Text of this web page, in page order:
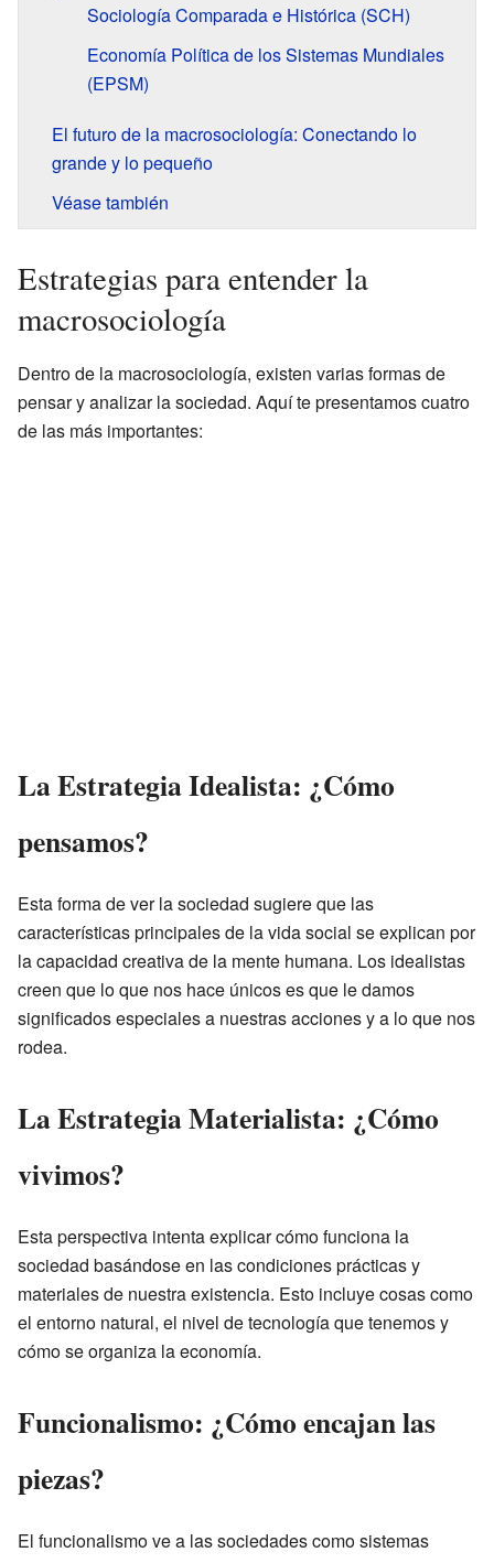
Sociología Comparada e Histórica (SCH)
Economía Política de los Sistemas Mundiales
(EPSM)
El futuro de la macrosociología: Conectando lo
grande y lo pequeño
Véase también
Estrategias para entender la
macrosociología
Dentro de la macrosociología, existen varias formas de
pensar y analizar la sociedad. Aquí te presentamos cuatro
de las más importantes:
La Estrategia Idealista: ¿Cómo
pensamos?
Esta forma de ver la sociedad sugiere que las
características principales de la vida social se explican por
la capacidad creativa de la mente humana. Los idealistas
creen que lo que nos hace únicos es que le damos
significados especiales a nuestras acciones y a lo que nos
rodea.
La Estrategia Materialista: ¿Cómo
vivimos?
Esta perspectiva intenta explicar cómo funciona la
sociedad basándose en las condiciones prácticas y
materiales de nuestra existencia. Esto incluye cosas como
el entorno natural, el nivel de tecnología que tenemos y
cómo se organiza la economía.
Funcionalismo: ¿Cómo encajan las
piezas?
El funcionalismo ve a las sociedades como sistemas